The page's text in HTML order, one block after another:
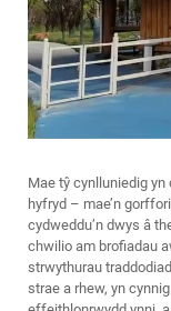
Mae tŷ cynlluniedig
hyfryd – mae’n
cydweddu’n dwys â
chwilio am brofiadau
strwythurau
strae a rhew, yn